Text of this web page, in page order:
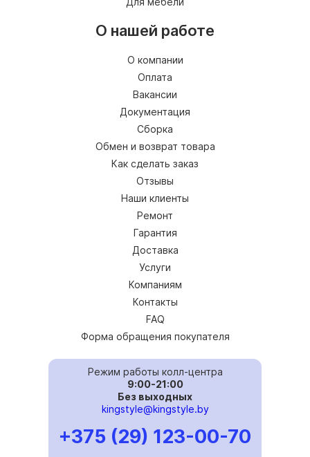
О нашей работе
О компании
Оплата
Вакансии
Документация
Сборка
Обмен и возврат товара
Как сделать заказ
Отзывы
Наши клиенты
Ремонт
Гарантия
Доставка
Услуги
Компаниям
Контакты
FAQ
Форма обращения покупателя
Режим работы колл-центра
9:00-21:00
Без выходных
kingstyle@kingstyle.by
+375 (29) 123-00-70